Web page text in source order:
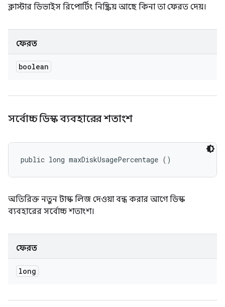
ক্লাস্টার ডিভাইস রিপোর্টিং নিষ্ক্রিয় আছে কিনা তা ফেরত দেয়।
ফেরত
boolean
সর্বোচ্চ ডিস্ক ব্যবহারের শতাংশ
public long maxDiskUsagePercentage ()
অতিরিক্ত নতুন টাস্ক লিজ দেওয়া বন্ধ করার আগে ডিস্ক
ব্যবহারের সর্বোচ্চ শতাংশ।
ফেরত
long